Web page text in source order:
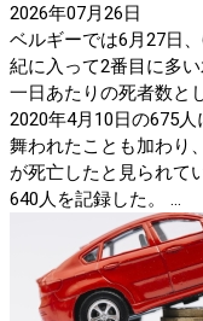
2026年07月26日
ベルギーでは6月27日
紀に入って2番目に多
一日あたりの死者数と
2020年4月10日の675
舞われたことも加わり
が死亡したと見られて
640人を記録した。 ...